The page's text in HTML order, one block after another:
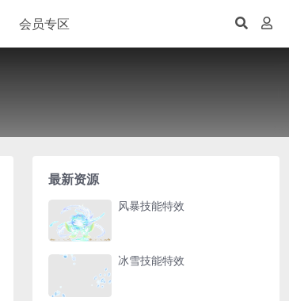
会员专区
最新资源
风暴技能特效
冰雪技能特效